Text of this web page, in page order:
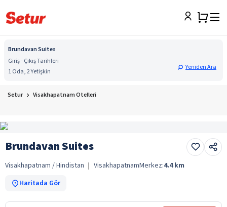
Brundavan Suites
Giriş - Çıkış Tarihleri
1 Oda, 2 Yetişkin
Yeniden Ara
Setur Visakhapatnam Otelleri
Brundavan Suites
Visakhapatnam / Hindistan | VisakhapatnamMerkez:4.4 km
Haritada Gör